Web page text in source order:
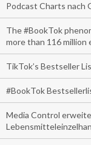
Podcast Charts nach
The #BookTok
more than 116 million
TikTok’s Bestseller
#BookTok
Media Control